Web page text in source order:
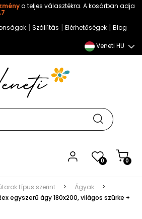
a teljes választékra. A kosárban adja
| Szállítás | Elérhetőségek | Blog
Veneti HU
0 0
típus szerint
Ágyak
egyszerű ágy 180x200, világos szürke +